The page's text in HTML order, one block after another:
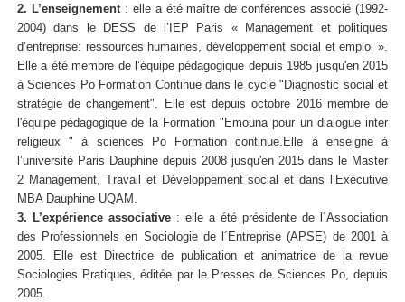
2. L’enseignement: elle a été maître de conférences associé (1992-
2004) dans le DESS de l’IEP Paris « Management et politiques
d’entreprise: ressources humaines, développement social et emploi ».
Elle a été membre de l’équipe pédagogique depuis 1985 jusqu'en 2015
à Sciences Po Formation Continue dans le cycle "Diagnostic social et
stratégie de changement". Elle est depuis octobre 2016 membre de
l'équipe pédagogique de la Formation "Emouna pour un dialogue inter
religieux " à sciences Po Formation continue.Elle à enseigne à
l’université Paris Dauphine depuis 2008 jusqu'en 2015 dans le Master
2 Management, Travail et Développement social et dans l’Exécutive
MBA Dauphine UQAM.
3. L’expérience associative : elle a été présidente de l´Association
des Professionnels en Sociologie de l´Entreprise (APSE) de 2001 à
2005. Elle est Directrice de publication et animatrice de la revue
Sociologies Pratiques, éditée par le Presses de Sciences Po, depuis
2005.